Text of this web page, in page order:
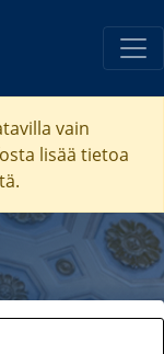
vain
lisää tietoa